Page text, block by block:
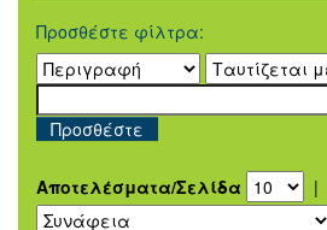
Προσθέστε φίλτρα:
Αποτελέσματα/Σελίδα |